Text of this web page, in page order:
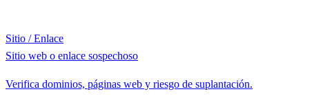
Sitio / Enlace
Sitio web o enlace sospechoso
Verifica dominios, páginas web y riesgo de suplantación.